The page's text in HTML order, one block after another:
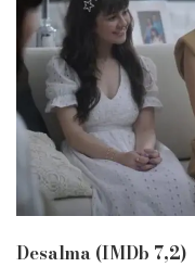
Desalma (IMDb 7,2)